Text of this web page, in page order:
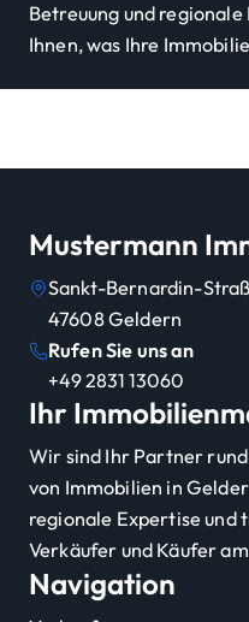
Betreuung und
Ihnen, was Ihre
Mustermann
Sankt-Bernardin-
47608Geldern
Rufen Sie uns an
+49 2831 13060
Ihr
Wir sind Ihr Partner
von Immobilien in
regionale Expertise und
Verkäufer und Käufer
Navigation